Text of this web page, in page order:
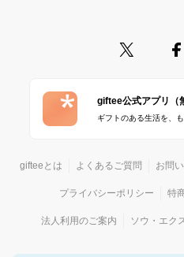
giftee公式アプリ（
ギフトのある生活を、も
gifteeとは よくあるご質問 お問
プライバシーポリシー 特
法人利用のご案内 ソウ・エク